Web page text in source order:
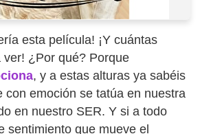
esta película! ¡Y cuántas
¿Por qué? Porque
, y a estas alturas ya sabéis
con emoción se tatúa en nuestra
en nuestro SER. Y si a todo
sentimiento que mueve el